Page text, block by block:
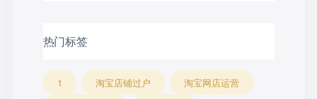
热门标签
1 淘宝店铺过户
淘宝网店运营